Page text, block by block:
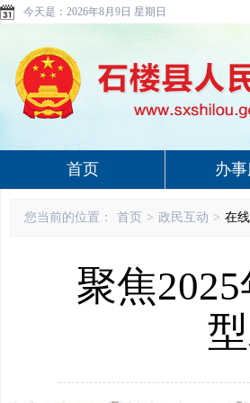
今天是： 2026年8月9日 星期日
首页 办
您当前的位置： 首页 > 政民互动 > 在
聚焦